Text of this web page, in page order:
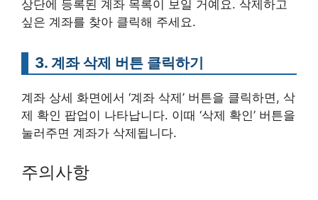
상단에 등록된 계좌 목록이 보일 거예요. 삭제하고
싶은 계좌를 찾아 클릭해 주세요.
3. 계좌 삭제 버튼 클릭하기
계좌 상세 화면에서 ‘계좌 삭제’ 버튼을 클릭하면, 삭
제 확인 팝업이 나타납니다. 이때 ‘삭제 확인’ 버튼을
눌러주면 계좌가 삭제됩니다.
주의사항